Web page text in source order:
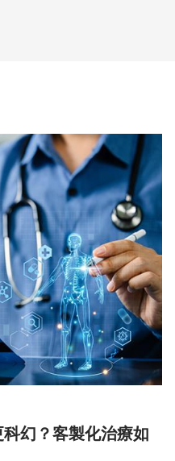
幻？客製化治療如